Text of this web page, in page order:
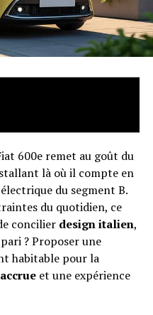
600e remet au goût du
là où il compte en
du segment B.
du quotidien, ce
concilier design italien,
? Proposer une
habitable pour la
et une expérience